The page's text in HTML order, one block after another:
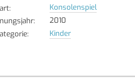
:
Konsolenspiel
:
2010
: Kinder